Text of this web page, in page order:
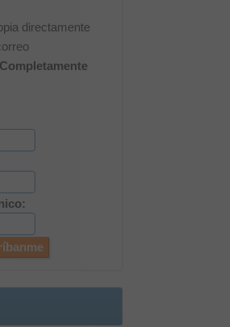
directamente
Completamente